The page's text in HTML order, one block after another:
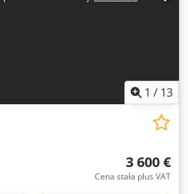
1 / 13
3 600 €
Cena stała plus VAT